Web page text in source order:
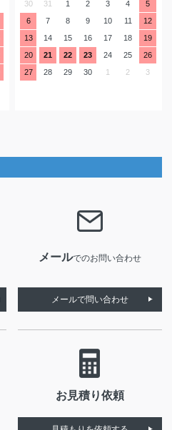
30 31 1 2 3 4
5
6
7 8 9 10 11
12
13
14 15 16 17 18
19
20
21 22 23 24 25
26
27
28 29 30 1 2 3
メールでのお問い合わせ
メールで問い合わせ
お見積り依頼